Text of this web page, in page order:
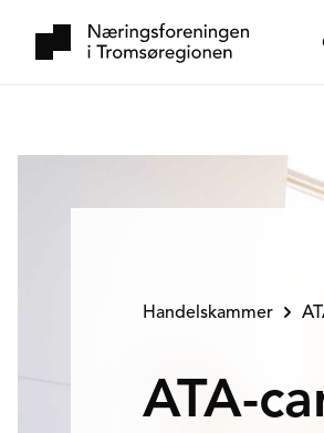
Handelskammer
ATA-